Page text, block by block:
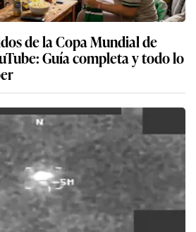
de la Copa Mundial de
Guía completa y todo lo